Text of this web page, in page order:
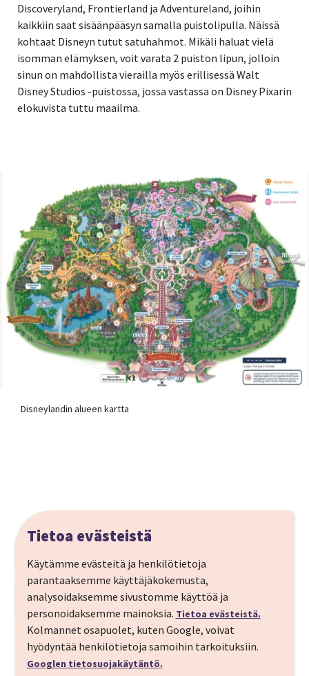
Discoveryland, Frontierland ja Adventureland, joihin
kaikkiin saat sisäänpääsyn samalla puistolipulla. Näissä
kohtaat Disneyn tutut satuhahmot. Mikäli haluat vielä
isomman elämyksen, voit varata 2 puiston lipun, jolloin
sinun on mahdollista vierailla myös erillisessä Walt
Disney Studios -puistossa, jossa vastassa on Disney Pixarin
elokuvista tuttu maailma.
Disneylandin alueen kartta
Disneyland® Paris vie sinut satujen sydämeen, täynnä
lumoavia hetkiä ja unohtumattomia kokemuksia.
Koe kaksi päivää tässä maagisessa maailmassa ja
jatka matkaasi kauniiseen Pariisiin, valiten itse
haluamasi majoitusöiden määrän. Tee unelmistasi
totta tässä taianomaisessa yhdistelmässä!
Matkaohjelma
Helsinki-Pariisi
Tutustu matkan kohteeseen
Tietoa evästeistä
Käytämme evästeitä ja henkilötietoja
parantaaksemme käyttäjäkokemusta,
analysoidaksemme sivustomme käyttöä ja
personoidaksemme mainoksia. Tietoa evästeistä.
Kolmannet osapuolet, kuten Google, voivat
hyödyntää henkilötietoja samoihin tarkoituksiin.
Googlen tietosuojakäytäntö.